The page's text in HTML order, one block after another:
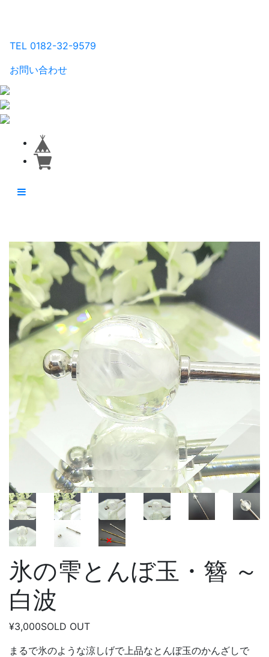
TEL 0182-32-9579
お問い合わせ
氷の雫とんぼ玉・簪 ～
白波
¥3,000SOLD OUT
まるで氷のような涼しげで上品なとんぼ玉のかんざしで